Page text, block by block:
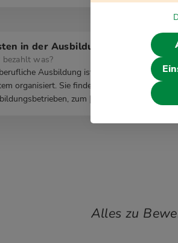
in der Ausbildung
bezahlt was?
Ausbildung ist in Deutschland im
organisiert. Sie findet zum einen in den
zum […]
Alles zu